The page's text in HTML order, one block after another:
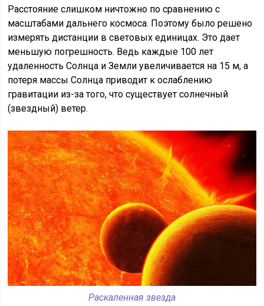
Расстояние слишком ничтожно по сравнению с
масштабами дальнего космоса. Поэтому было решено
измерять дистанции в световых единицах. Это дает
меньшую погрешность. Ведь каждые 100 лет
удаленность Солнца и Земли увеличивается на 15 м, а
потеря массы Солнца приводит к ослаблению
гравитации из-за того, что существует солнечный
(звездный) ветер.
Раскаленная звезда